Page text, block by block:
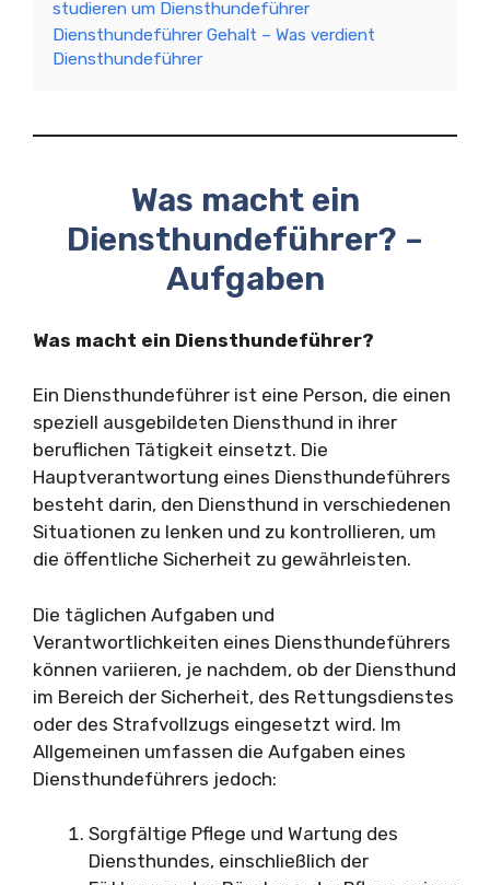
studieren um Diensthundeführer
Diensthundeführer Gehalt – Was verdient
Diensthundeführer
Was macht ein
Diensthundeführer? –
Aufgaben
Was macht ein Diensthundeführer?
Ein Diensthundeführer ist eine Person, die einen
speziell ausgebildeten Diensthund in ihrer
beruflichen Tätigkeit einsetzt. Die
Hauptverantwortung eines Diensthundeführers
besteht darin, den Diensthund in verschiedenen
Situationen zu lenken und zu kontrollieren, um
die öffentliche Sicherheit zu gewährleisten.
Die täglichen Aufgaben und
Verantwortlichkeiten eines Diensthundeführers
können variieren, je nachdem, ob der Diensthund
im Bereich der Sicherheit, des Rettungsdienstes
oder des Strafvollzugs eingesetzt wird. Im
Allgemeinen umfassen die Aufgaben eines
Diensthundeführers jedoch:
Sorgfältige Pflege und Wartung des
Diensthundes, einschließlich der